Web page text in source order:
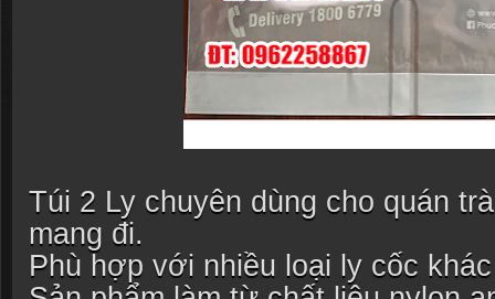
Túi 2 Ly chuyên dùng cho quán
mang đi.
Phù hợp với nhiều loại ly cốc